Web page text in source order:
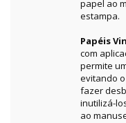
papel ao
estampa.
Papéis
com
permite
evitando
fazer
inutilizá-
ao